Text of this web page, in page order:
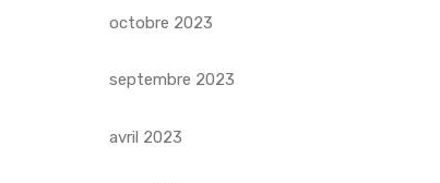
octobre 2023
septembre 2023
avril 2023